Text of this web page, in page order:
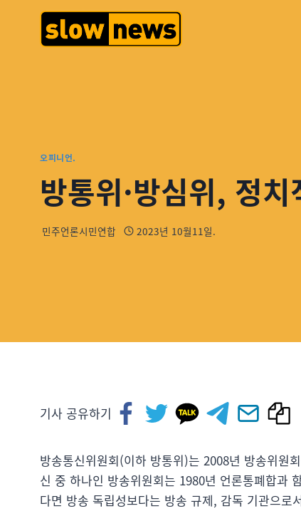
오피니언.
방통위·방심위, 정
민주언론시민연합 2023년 10월11일.
기사 공유하기
방송통신위원회(이하 방통위)는 2008년 방송위원
신 중 하나인 방송위원회는 1980년 언론통폐합과
다면 방송 독립성보다는 방송 규제, 감독 기관으로